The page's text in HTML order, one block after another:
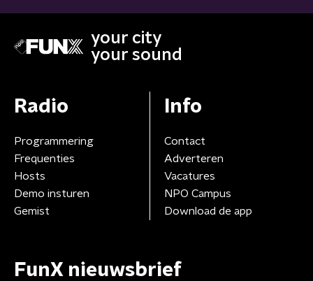
your city
your sound
Radio
Programmering
Frequenties
Hosts
Demo insturen
Gemist
Info
Contact
Adverteren
Vacatures
NPO Campus
Download de app
FunX nieuwsbrief